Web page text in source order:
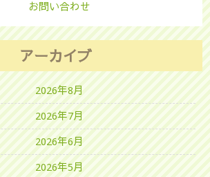
お問い合わせ
アーカイブ
2026年8月
2026年7月
2026年6月
2026年5月